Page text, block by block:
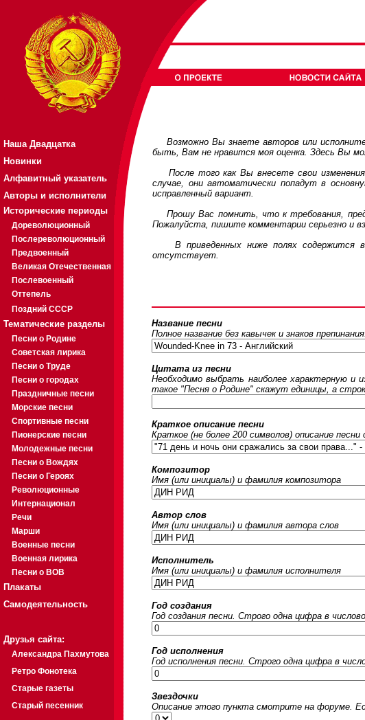
Наша Двадцатка
Новинки
Алфавитный указатель
Авторы и исполнители
Исторические периоды
Дореволюционный
Послереволюционный
Предвоенный
Великая Отечественная
Послевоенный
Оттепель
Поздний СССР
Тематические разделы
Песни о Родине
Советская лирика
Песни о Труде
Песни о городах
Праздничные песни
Морские песни
Спортивные песни
Пионерские песни
Молодежные песни
Песни о Вождях
Песни о Героях
Революционные
Интернационал
Речи
Марши
Военные песни
Военная лирика
Песни о ВОВ
Плакаты
Самодеятельность
Друзья сайта:
Александра Пахмутова
Ретро Фонотека
Старые газеты
Старый песенник
Возможно Вы знаете авторов или
быть, Вам не нравится моя оценка. Здесь Вы
После того как Вы внесете свои
случае, они автоматически попадут в
исправленный вариант.
Прошу Вас помнить, что к требования,
Пожалуйста, пишите комментарии серьезно и
В приведенных ниже полях содержится
отсутствует.
Название песни
Полное название без кавычек и знаков
Цитата из песни
Необходимо выбрать наиболее характерную и
такое "Песня о Родине" скажут единицы, а
Краткое описание песни
Краткое (не более 200 символов) описание песни
Композитор
Имя (или инициалы) и фамилия композитора
Автор слов
Имя (или инициалы) и фамилия автора слов
Исполнитель
Имя (или инициалы) и фамилия исполнителя
Год создания
Год создания песни. Строго одна цифра в
Год исполнения
Год исполнения песни. Строго одна цифра в
Звездочки
Описание этого пункта смотрите на форуме.